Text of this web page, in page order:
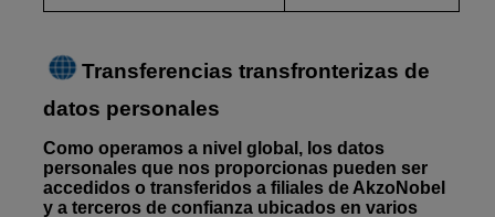
Transferencias transfronterizas de
datos personales
Como operamos a nivel global, los datos
personales que nos proporcionas pueden ser
accedidos o transferidos a filiales de AkzoNobel
y a terceros de confianza ubicados en varios